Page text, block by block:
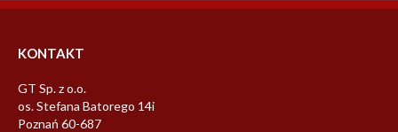
KONTAKT
GT Sp. z o.o.
os. Stefana Batorego 14i
Poznań 60-687